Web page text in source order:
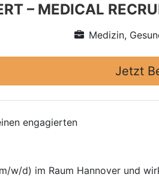
– MEDICAL
Medizin,
Jetzt
engagierten
w/d) im Raum Hannover und